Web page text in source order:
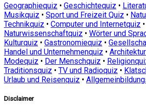
Geographiequiz • Geschichtequiz •
Musikquiz • Sport und Freizeit Quiz •
Technikquiz • Computer und Internetquiz •
Naturwissenschaftquiz • Wörter und
Kulturquiz • Gastronomiequiz •
Handel und Unternehmenquiz •
Modequiz • Der Menschquiz •
Traditionsquiz • TV und Radioquiz •
Urlaub und Reisenquiz •
Disclaimer